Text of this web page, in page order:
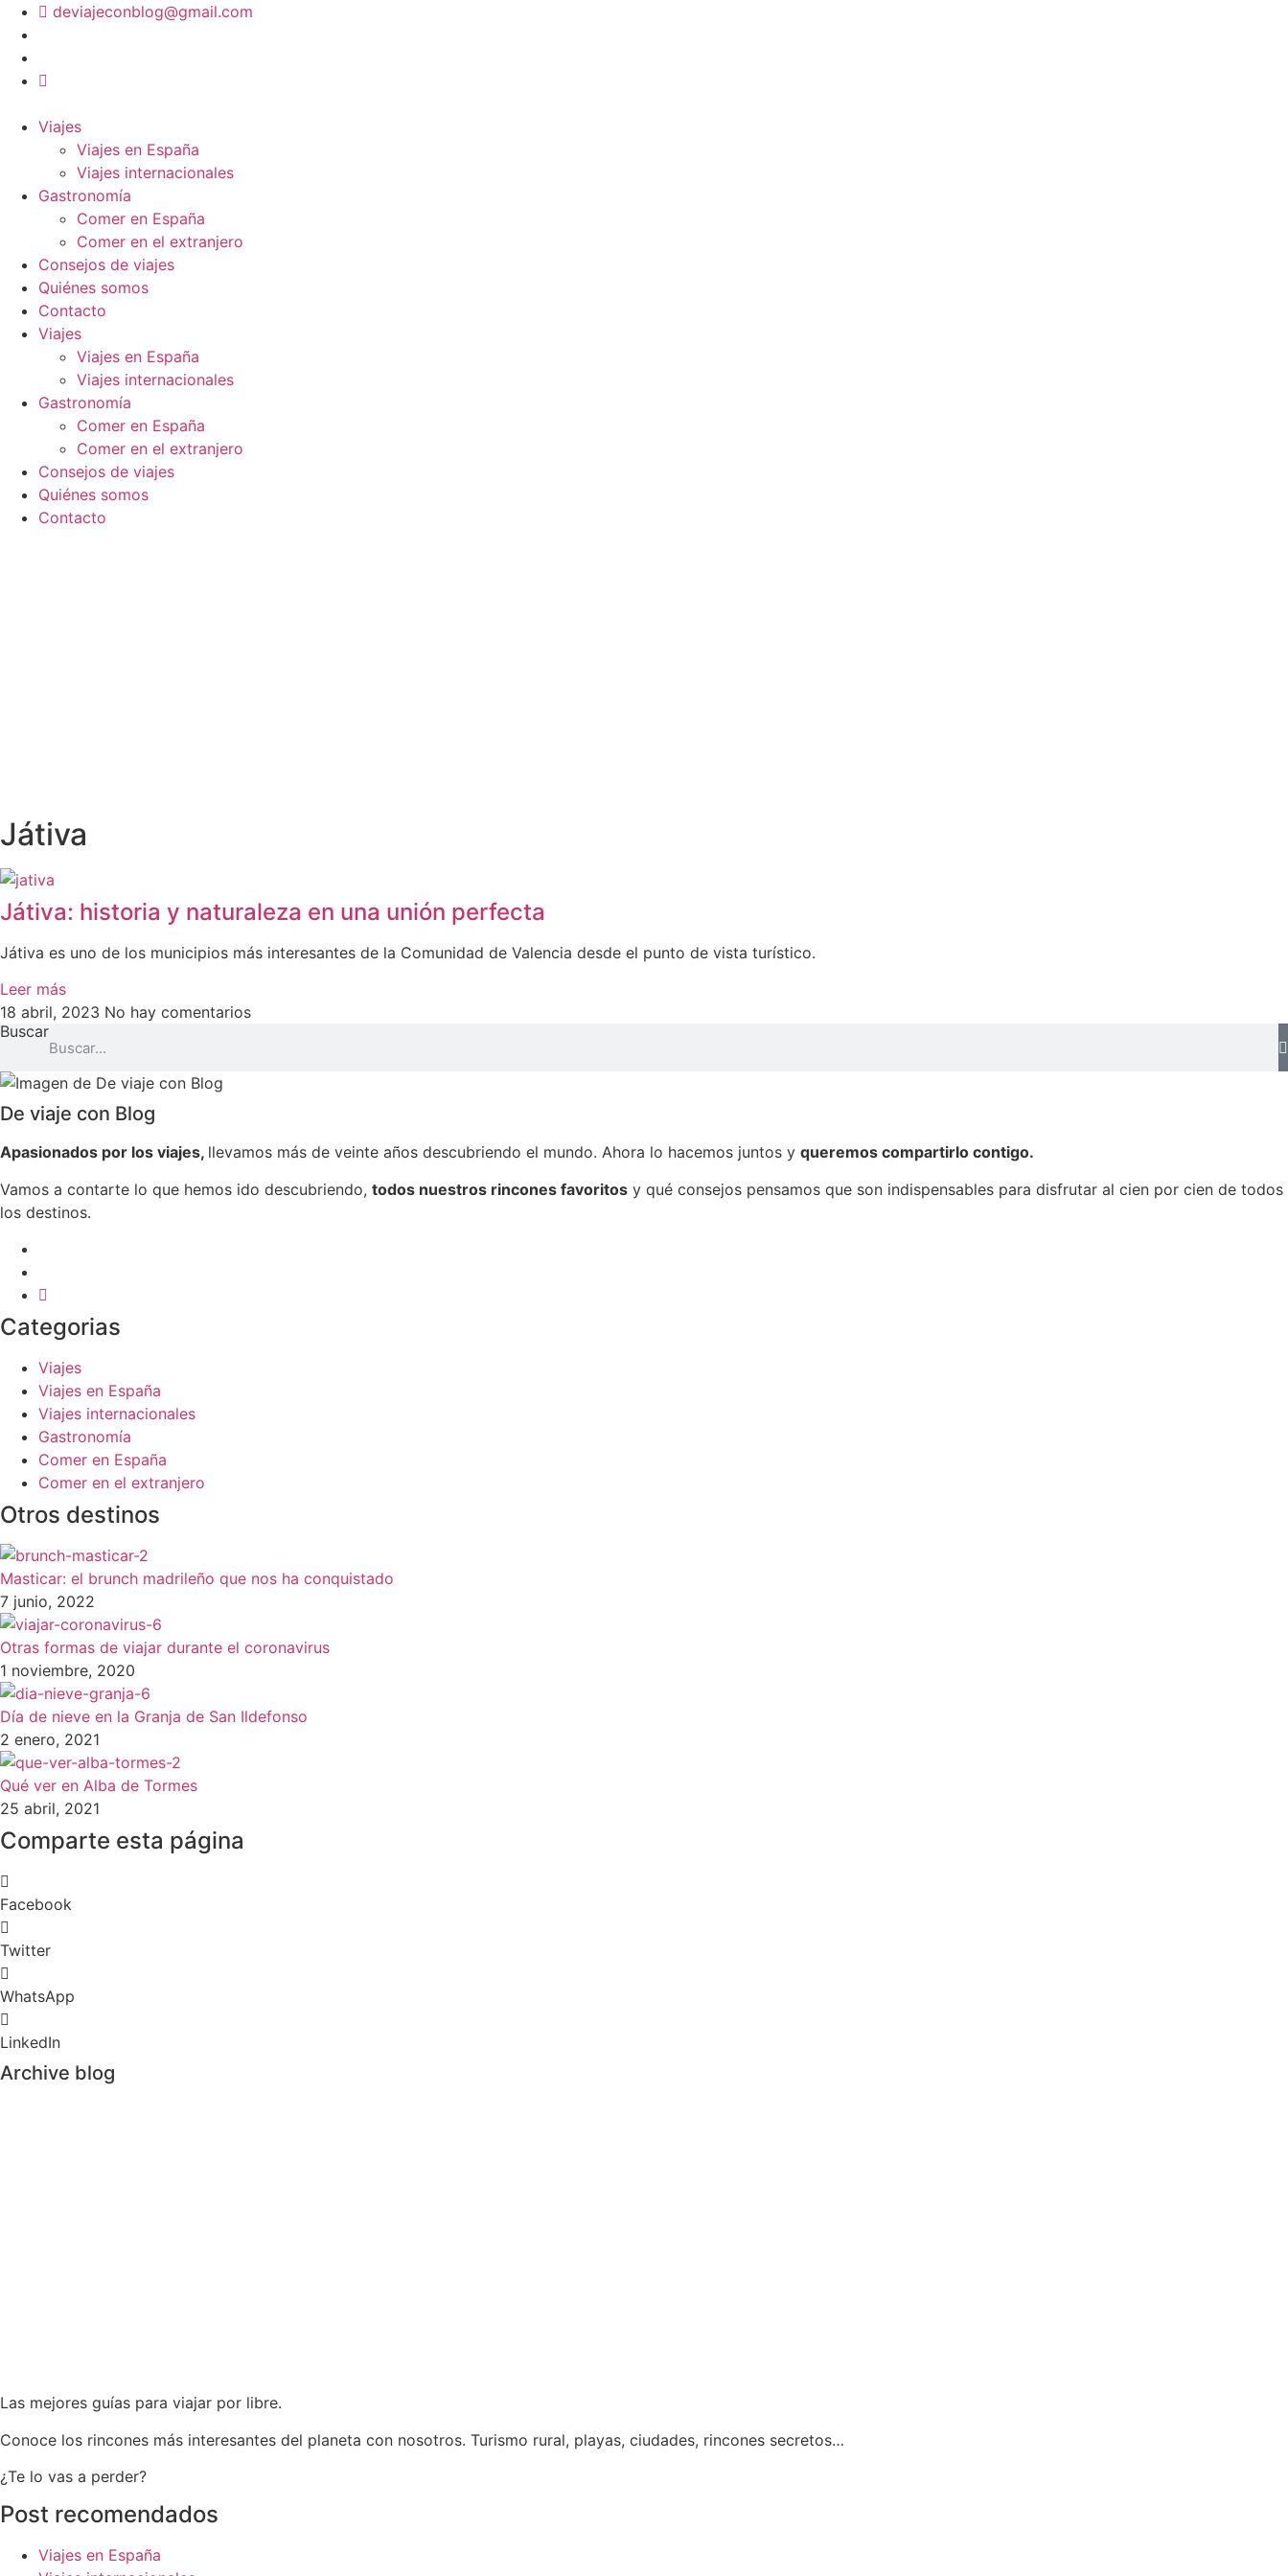
contenido
deviajeconblog@gmail.com
Viajes
Viajes en España
Viajes internacionales
Gastronomía
Comer en España
Comer en el extranjero
Consejos de viajes
Quiénes somos
Contacto
Viajes
Viajes en España
Viajes internacionales
Gastronomía
Comer en España
Comer en el extranjero
Consejos de viajes
Quiénes somos
Contacto
Játiva
Játiva: historia y naturaleza en una unión perfecta
Játiva es uno de los municipios más interesantes de la Comunidad de Valencia desde el punto de vista turístico.
Leer más
18 abril, 2023 No hay comentarios
Buscar
De viaje con Blog
Apasionados por los viajes, llevamos más de veinte años descubriendo el mundo. Ahora lo hacemos juntos y queremos compartirlo contigo.
Vamos a contarte lo que hemos ido descubriendo, todos nuestros rincones favoritos y qué consejos pensamos que son indispensables para disfrutar al cien por cien de todos
los destinos.
Categorias
Viajes
Viajes en España
Viajes internacionales
Gastronomía
Comer en España
Comer en el extranjero
Otros destinos
Masticar: el brunch madrileño que nos ha conquistado
7 junio, 2022
Otras formas de viajar durante el coronavirus
1 noviembre, 2020
Día de nieve en la Granja de San Ildefonso
2 enero, 2021
Qué ver en Alba de Tormes
25 abril, 2021
Comparte esta página
Facebook
Twitter
WhatsApp
LinkedIn
Archive blog
Las mejores guías para viajar por libre.
Conoce los rincones más interesantes del planeta con nosotros. Turismo rural, playas, ciudades, rincones secretos…
¿Te lo vas a perder?
Post recomendados
Viajes en España